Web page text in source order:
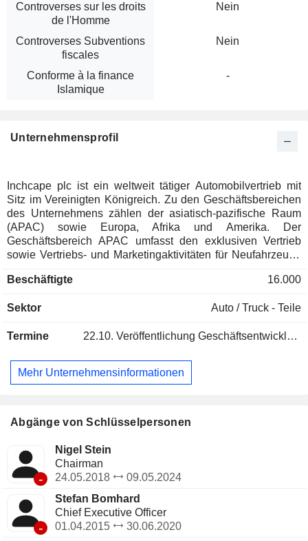
Controverses sur les droits
de l'Homme
Nein
Controverses Subventions
fiscales
Nein
Conforme à la finance
Islamique
-
Unternehmensprofil
Inchcape plc ist ein weltweit tätiger Automobilvertrieb mit
Sitz im Vereinigten Königreich. Zu den Geschäftsbereichen
des Unternehmens zählen der asiatisch-pazifische Raum
(APAC) sowie Europa, Afrika und Amerika. Der
Geschäftsbereich APAC umfasst den exklusiven Vertrieb
sowie Vertriebs- und Marketingaktivitäten für Neufahrzeuge
Amerika umfasst den Verkauf von Neu- und
die Gruppe in einigen Fällen auch als exklusiver
verbundene After-Sales-Aktivitäten wie Service,
Unternehmen ist Eigentümer von Silver Star, dem
Vertriebspartner für Mercedes-Benz-Pkw sowie Daimler-Lkw
Limited, Inchcape Caribbean Inc, Bravo Auto Sdn Bhd,
Inchcape Global Business Services APAC, Inc, Inchcape
Puerto Rico, Inc und weitere.
Beschäftigte 16.000
Sektor Auto / Truck - Teile
Termine 22.10. Veröffentlichung Geschäftsentwicklung - Q3 2026
Mehr Unternehmensinformationen
Abgänge von Schlüsselpersonen
-
Nigel Stein
Chairman
24.05.2018
09.05.2024
-
Stefan Bomhard
Chief Executive Officer
01.04.2015
30.06.2020